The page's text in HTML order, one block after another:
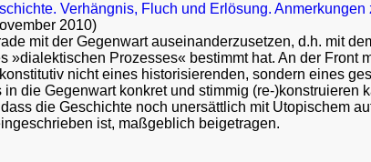
Verhängnis, Fluch und Erlösung.
2010)
mit der Gegenwart auseinanderzusetzen, d.h. mit
»dialektischen Prozesses« bestimmt hat. An der Front
nicht eines historisierenden, sondern eines
die Gegenwart konkret und stimmig (re-)konstruieren
die Geschichte noch unersättlich mit Utopischem
ist, maßgeblich beigetragen.